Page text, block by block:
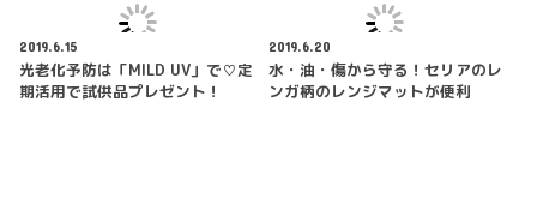
2019.6.15
光老化予防は「MILD UV」で♡定
期活用で試供品プレゼント！
2019.6.20
水・油・傷から守る！セリアのレ
ンガ柄のレンジマットが便利